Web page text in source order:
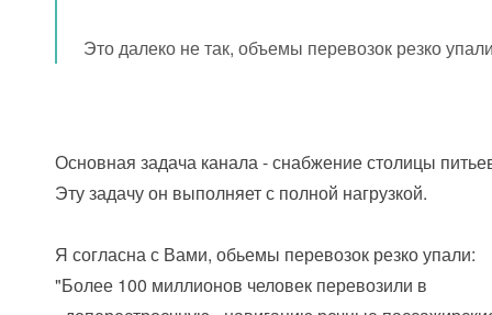
Это далеко не так, объемы перевозок резко
Основная задача канала - снабжение столицы
Эту задачу он выполняет с полной нагрузкой.
Я согласна с Вами, обьемы перевозок резко упали:
"Более 100 миллионов человек перевозили в